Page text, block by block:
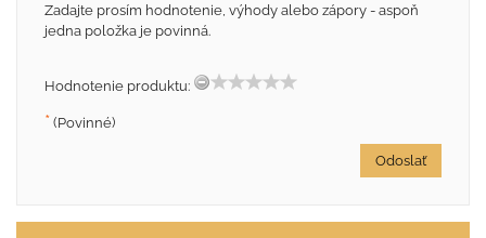
Zadajte prosím hodnotenie, výhody alebo zápory - aspoň
jedna položka je povinná.
Hodnotenie produktu:
* (Povinné)
Odoslať